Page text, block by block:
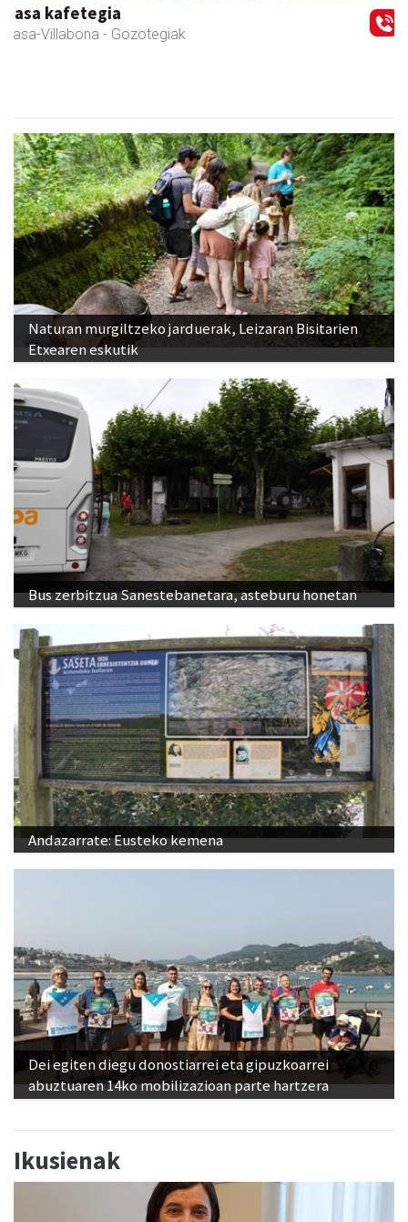
Sahatsa belar-denda eta dietetika zentrua
Amasa-Villabona - Belar-denda
Naturan murgiltzeko jarduerak, Leizaran Bisitarien
Etxearen eskutik
Bus zerbitzua Sanestebanetara, asteburu honetan
Andazarrate: Eusteko kemena
Dei egiten diegu donostiarrei eta gipuzkoarrei
abuztuaren 14ko mobilizazioan parte hartzera
Ikusienak